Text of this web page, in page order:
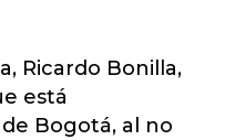
Ricardo Bonilla,
está
Bogotá, al no